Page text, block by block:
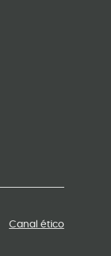
Canal ético